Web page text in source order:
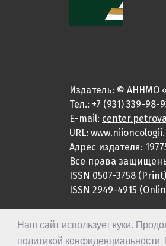
Наш сайт использует куки.
политикой конфиденциальности
Издатель: © АННМО
Тел.: +7 (931) 339-98-
E-mail:
URL:
Адрес издателя:
Все права
ISSN 0507-3758 (Print)
ISSN 2949-4915